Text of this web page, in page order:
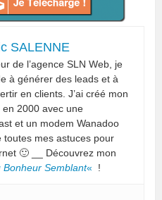
SALENNE
de l’agence SLN Web, je
à générer des leads et à
en clients. J’ai créé mon
en 2000 avec une
et un modem Wanadoo
toutes mes astuces pour
🙂 __ Découvrez mon
Bonheur Semblant« !